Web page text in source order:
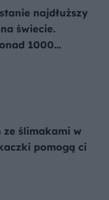
najdłuższy
świecie.
1000
ze ślimakami w
pomogą ci